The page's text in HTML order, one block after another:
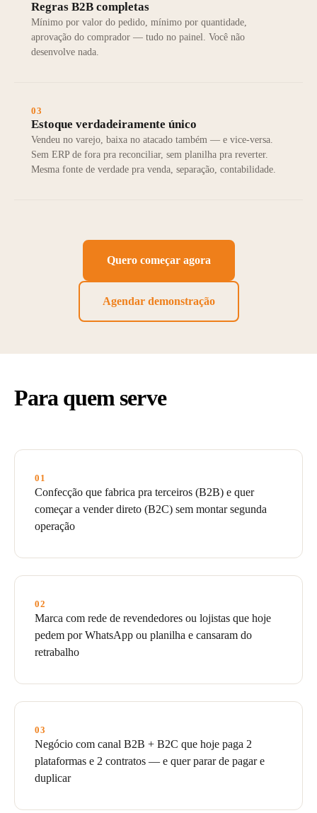
Regras B2B completas
Mínimo por valor do pedido, mínimo por quantidade,
aprovação do comprador — tudo no painel. Você não
desenvolve nada.
03
Estoque verdadeiramente único
Vendeu no varejo, baixa no atacado também — e vice-versa.
Sem ERP de fora pra reconciliar, sem planilha pra reverter.
Mesma fonte de verdade pra venda, separação, contabilidade.
Quero começar agora
Agendar demonstração
Para quem serve
01
Confecção que fabrica pra terceiros (B2B) e quer
começar a vender direto (B2C) sem montar segunda
operação
02
Marca com rede de revendedores ou lojistas que hoje
pedem por WhatsApp ou planilha e cansaram do
retrabalho
03
Negócio com canal B2B + B2C que hoje paga 2
plataformas e 2 contratos — e quer parar de pagar e
duplicar